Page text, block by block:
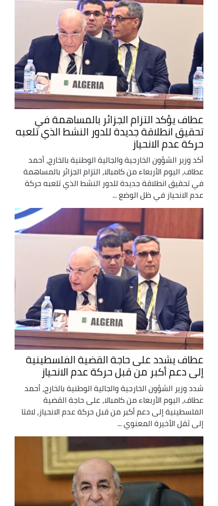
عطاف يؤكد التزام الجزائر بالمساهمة في
تحقيق انطلاقة جديدة للدور النشط الذي تلعبه
حركة عدم الانحياز
أكد وزير الشؤون الخارجية والجالية الوطنية بالخارج، أحمد
عطاف، اليوم الأربعاء من كامبالا، التزام الجزائر بالمساهمة
في تحقيق انطلاقة جديدة للدور النشط الذي تلعبه حركة
عدم الانحياز في ظل الوضع ...
عطاف يشدد على حاجة القضية الفلسطينية
إلى دعم أكبر من قبل حركة عدم الانحياز
شدد وزير الشؤون الخارجية والجالية الوطنية بالخارج، أحمد
عطاف، اليوم الأربعاء من كامبالا، على حاجة القضية
الفلسطينية إلى دعم أكبر من قبل حركة عدم الانحياز، لافتا
إلى ثقل الأخيرة المعنوي ...